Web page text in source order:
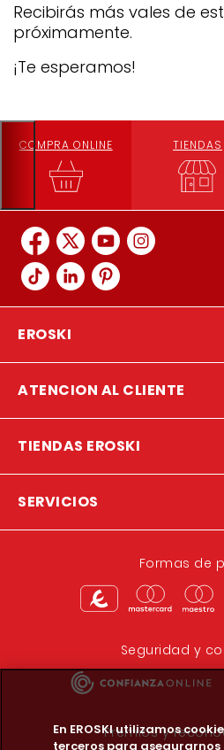
Recibirás más vales de
próximamente.
¡Te esperamos!
COMPRA ONLINE TIENDAS
EROSKI
ATENCION AL CLIENTE
TIENDAS EROSKI
SERVICIOS
Formas de
Seguridad y
Premios y
En EROSKI utilizamos
terceros para asegurarnos